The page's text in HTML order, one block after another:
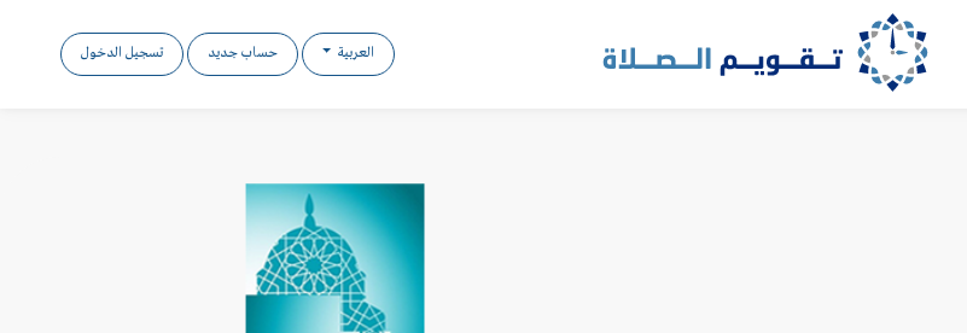
العربية حساب جديد تسجيل الدخول